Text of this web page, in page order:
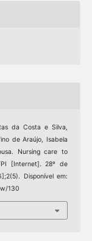
da Costa e Silva,
de Araújo, Isabela
Nursing care to
[Internet]. 28º de
Disponível em:
130